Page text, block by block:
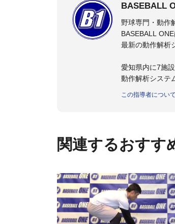
BASEBALL
野球専門・動作
BASEBALL ONE
最新の動作解析
愛知県内に7施
動作解析システ
この指導者について
関連するおすす